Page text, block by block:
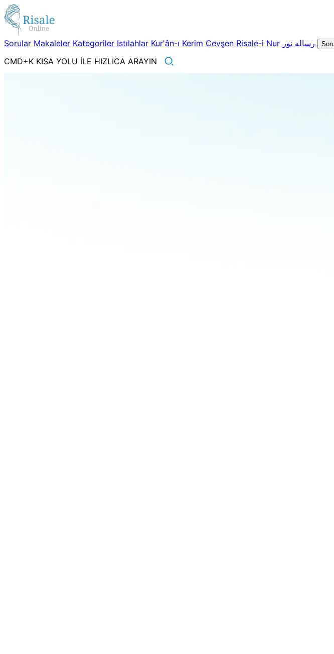
Sorular Makaleler Kategoriler Istılahlar Kur'ân-ı Kerim Cevşen Risale-i Nur
CMD+K KISA YOLU İLE HIZLICA ARAYIN